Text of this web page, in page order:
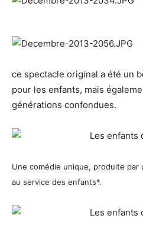
ce spectacle original a été un
pour les enfants, mais
générations confondues.
Une comédie unique, produite
au service des enfants*.